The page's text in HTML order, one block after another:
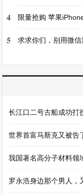
4 限量抢购 苹果
5 求求你们，别用微信
长江口二号古船成功打
世界首富马斯克又被告
我国著名高分子材料领
罗永浩身边那个男人，